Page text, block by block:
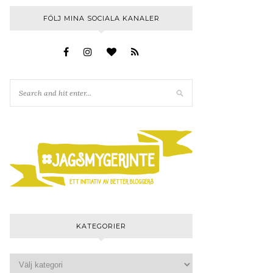
FÖLJ MINA SOCIALA KANALER
KATEGORIER